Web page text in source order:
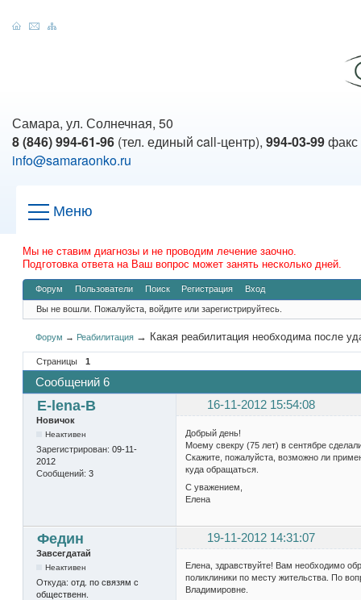
Самара, ул. Солнечная, 50
8 (846) 994-61-96 (тел. единый call-центр), 994-03-99факс
info@samaraonko.ru
Меню
Мы не ставим диагнозы и не проводим лечение заочно.
Подготовка ответа на Ваш вопрос может занять несколько дней.
Форум Пользователи Поиск Регистрация Вход
Вы не вошли. Пожалуйста, войдите или зарегистрируйтесь.
Форум → Реабилитация → Какая реабилитация необходима после
Страницы 1
Сообщений 6
E-lena-B 16-11-2012 15:54:08
Новичок
Неактивен
Зарегистрирован: 09-11-
2012
Сообщений: 3
Добрый день!
Моему свекру (75 лет) в сентябре
Скажите, пожалуйста, возможно ли
куда обращаться.
С уважением,
Елена
Федин 19-11-2012 14:31:07
Завсегдатай
Неактивен
Откуда: отд. по связям с
общественн.
Елена, здравствуйте! Вам необходимо
поликлиники по месту жительства. По
Владимировне.